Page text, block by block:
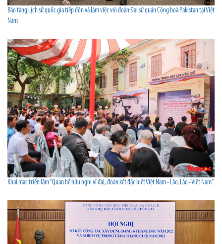
Bảo tàng Lịch sử quốc gia tiếp đón và làm việc với đoàn Đại sứ quán Cộng hoà Pakistan tại Việt
Nam
Khai mạc triển lãm “Quan hệ hữu nghị vĩ đại, đoàn kết đặc biệt Việt Nam - Lào, Lào - Việt Nam”